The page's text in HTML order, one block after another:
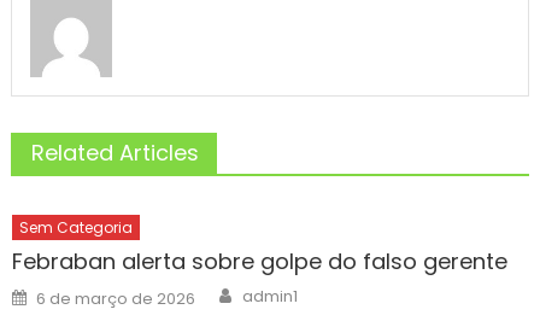
Related Articles
Sem Categoria
Febraban alerta sobre golpe do falso gerente
Posted
on
6 de março de 2026 Author
admin1